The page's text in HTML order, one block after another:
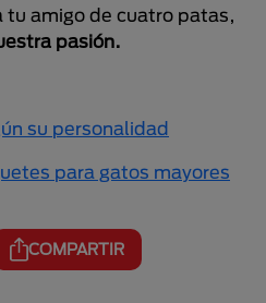
tu amigo de cuatro patas,
pasión.
su personalidad
para gatos mayores
COMPARTIR